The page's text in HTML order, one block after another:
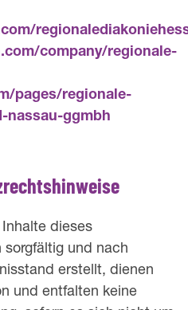
company/regionale-
pages/regionale-
nassau-ggmbh
dieses
und nach
erstellt, dienen
und entfalten keine